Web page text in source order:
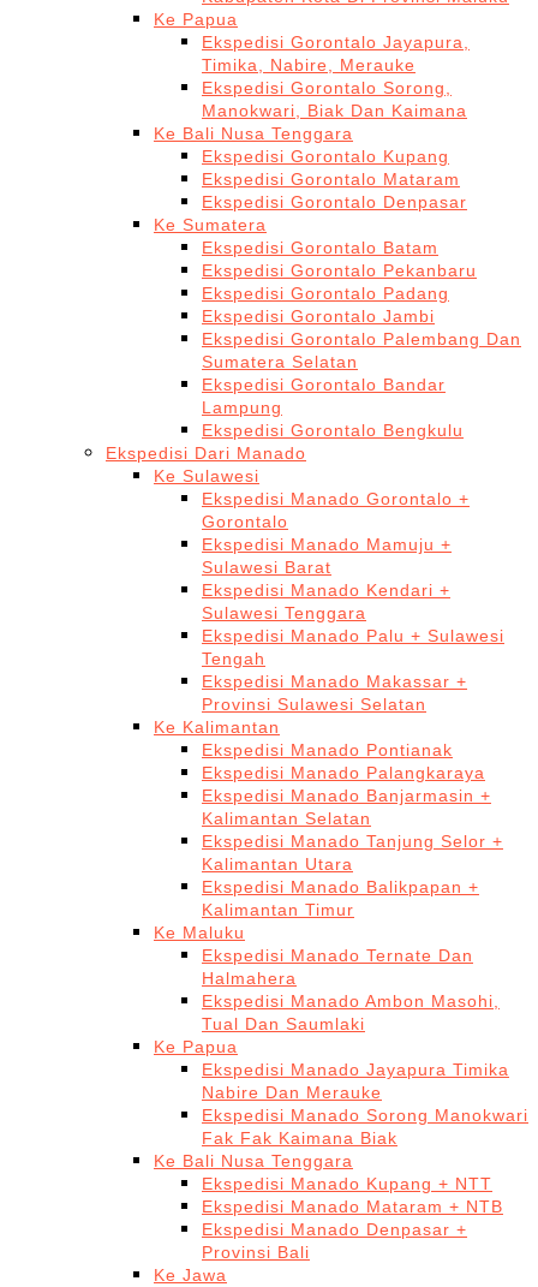
Ke Papua
Ekspedisi Gorontalo Jayapura,
Timika, Nabire, Merauke
Ekspedisi Gorontalo Sorong,
Manokwari, Biak Dan Kaimana
Ke Bali Nusa Tenggara
Ekspedisi Gorontalo Kupang
Ekspedisi Gorontalo Mataram
Ekspedisi Gorontalo Denpasar
Ke Sumatera
Ekspedisi Gorontalo Batam
Ekspedisi Gorontalo Pekanbaru
Ekspedisi Gorontalo Padang
Ekspedisi Gorontalo Jambi
Ekspedisi Gorontalo Palembang Dan
Sumatera Selatan
Ekspedisi Gorontalo Bandar
Lampung
Ekspedisi Gorontalo Bengkulu
Ekspedisi Dari Manado
Ke Sulawesi
Ekspedisi Manado Gorontalo +
Gorontalo
Ekspedisi Manado Mamuju +
Sulawesi Barat
Ekspedisi Manado Kendari +
Sulawesi Tenggara
Ekspedisi Manado Palu + Sulawesi
Tengah
Ekspedisi Manado Makassar +
Provinsi Sulawesi Selatan
Ke Kalimantan
Ekspedisi Manado Pontianak
Ekspedisi Manado Palangkaraya
Ekspedisi Manado Banjarmasin +
Kalimantan Selatan
Ekspedisi Manado Tanjung Selor +
Kalimantan Utara
Ekspedisi Manado Balikpapan +
Kalimantan Timur
Ke Maluku
Ekspedisi Manado Ternate Dan
Halmahera
Ekspedisi Manado Ambon Masohi,
Tual Dan Saumlaki
Ke Papua
Ekspedisi Manado Jayapura Timika
Nabire Dan Merauke
Ekspedisi Manado Sorong Manokwari
Fak Fak Kaimana Biak
Ke Bali Nusa Tenggara
Ekspedisi Manado Kupang + NTT
Ekspedisi Manado Mataram + NTB
Ekspedisi Manado Denpasar +
Provinsi Bali
Ke Jawa